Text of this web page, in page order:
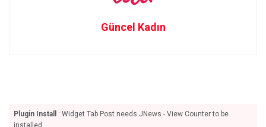
Güncel Kadın
Plugin Install
: Widget Tab Post needs JNews - View Counter to be
installed